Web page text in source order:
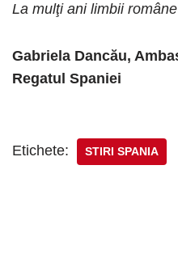
La mulţi ani limbii
Gabriela Dancău,
Regatul Spaniei
Etichete: STIRI SPANIA